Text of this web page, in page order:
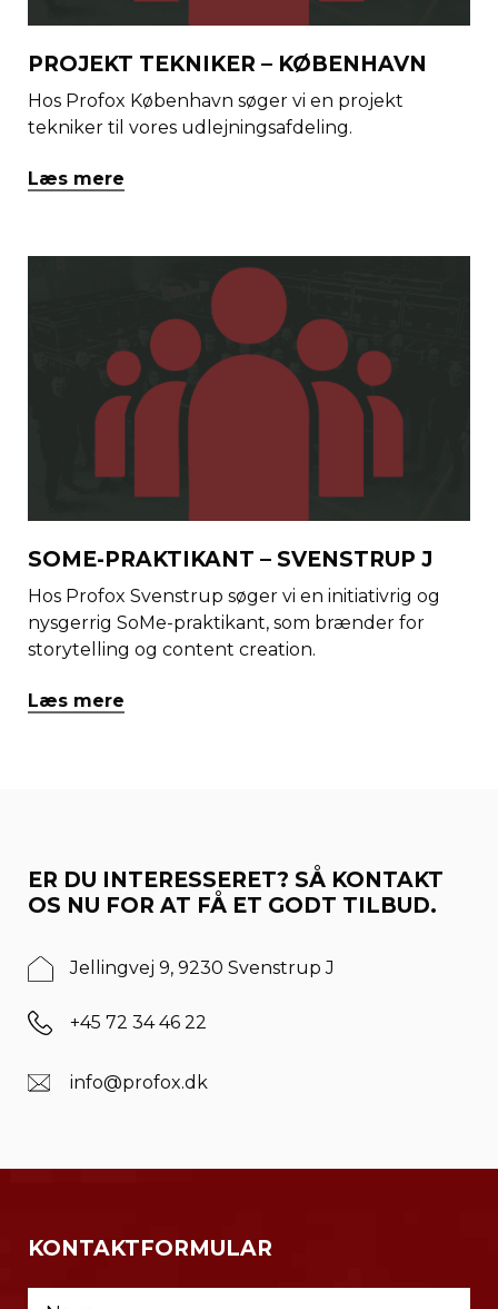
PROJEKT TEKNIKER – KØBENHAVN
Hos Profox København søger vi en projekt
tekniker til vores udlejningsafdeling.
Læs mere
SOME-PRAKTIKANT – SVENSTRUP J
Hos Profox Svenstrup søger vi en initiativrig og
nysgerrig SoMe-praktikant, som brænder for
storytelling og content creation.
Læs mere
ER DU INTERESSERET? SÅ KONTAKT
OS NU FOR AT FÅ ET GODT TILBUD.
Jellingvej 9, 9230 Svenstrup J
+45 72 34 46 22
info@profox.dk
KONTAKTFORMULAR